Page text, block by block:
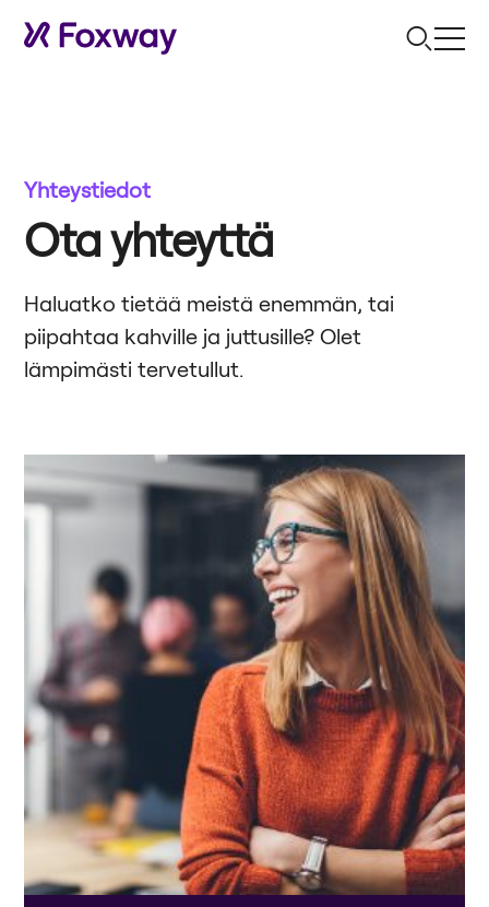
Yhteystiedot
Ota yhteyttä
Haluatko tietää meistä enemmän, tai
piipahtaa kahville ja juttusille? Olet
lämpimästi tervetullut.